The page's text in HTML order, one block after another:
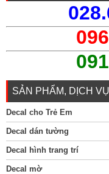
SẢN PHẨM, DỊCH VỤ
Decal cho Trẻ Em
Decal dán tường
Decal hình trang trí
Decal mờ